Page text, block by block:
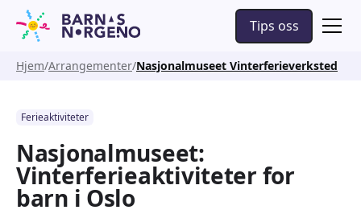
Tips oss
Hjem Arrangementer Nasjonalmuseet Vinterferieverksted
Ferieaktiviteter
Nasjonalmuseet:
Vinterferieaktiviteter for
barn i Oslo